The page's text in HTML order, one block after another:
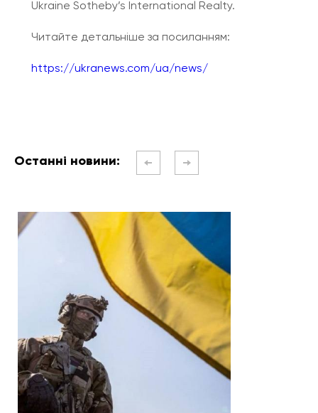
Ukraine Sotheby’s International Realty.
Читайте детальніше за посиланням:
https://ukranews.com/ua/news/
Останні новини: